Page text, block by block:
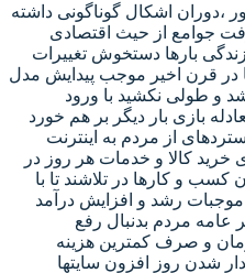
،دوران اشکال گوناگونی داشته
جوامع از حیث اقتصادی
بارها دستخوش تغییرات
قرن اخیر موجب پیدایش مدل
و طولی نکشید با ورود
بازی بار دیگر بر هم خورد
از مردم به اینترنت
کالا و خدمات هر روز در
و کارها در تلاشند تا با
رشد و افزایش درآمد
عامه مردم بدنبال رفع
زمان و صرف کمترین هزینه
شدن روز افزون سایتها